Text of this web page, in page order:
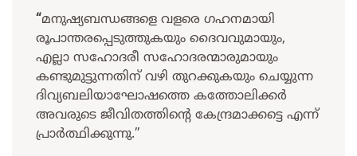
“മനുഷ്യബന്ധങ്ങളെ വളരെ ഗഹനമായി
രൂപാന്തരപ്പെടുത്തുകയും ദൈവവുമായും,
എല്ലാ സഹോദരീ സഹോദരന്മാരുമായും
കണ്ടുമുട്ടുന്നതിന് വഴി തുറക്കുകയും ചെയ്യുന്ന
ദിവ്യബലിയാഘോഷത്തെ കത്തോലിക്കർ
അവരുടെ ജീവിതത്തിന്റെ കേന്ദ്രമാക്കട്ടെ എന്ന്
പ്രാർത്ഥിക്കുന്നു.”